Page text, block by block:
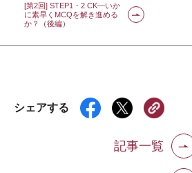
[第2回] STEP1・2 CK―いか
に素早くMCQを解き進める
か？（後編）
シェアする
記事一覧